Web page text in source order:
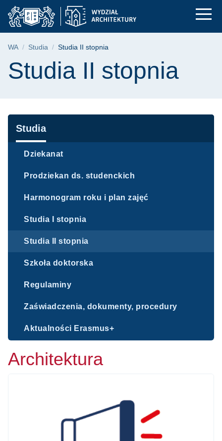
Przejdź
do
menu
Przejdź
do
wyszukiwarki
Przejdź
do
treści
Studia II stopnia |
Ścieżka nawigacyjna
WA Studia Studia II stopnia
Treść strony
Studia II stopnia
Nawigacja
Studia
Dziekanat
Prodziekan ds. studenckich
Harmonogram roku i plan zajęć
Studia I stopnia
Studia II stopnia
Szkoła doktorska
Regulaminy
Zaświadczenia, dokumenty, procedury
Aktualności Erasmus+
Architektura